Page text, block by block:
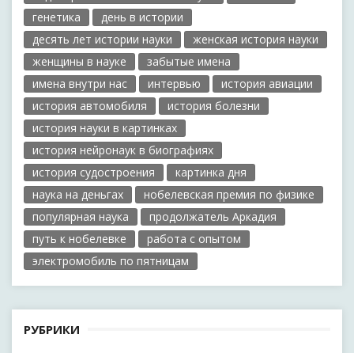
генетика
день в истории
десять лет истории науки
женская история науки
женщины в науке
забытые имена
имена внутри нас
интервью
история авиации
история автомобиля
история болезни
история науки в картинках
история нейронаук в биографиях
история судостроения
картинка дня
наука на деньгах
нобелевская премия по физике
популярная наука
продолжатель Аркадия
путь к нобелевке
работа с опытом
электромобиль по пятницам
РУБРИКИ